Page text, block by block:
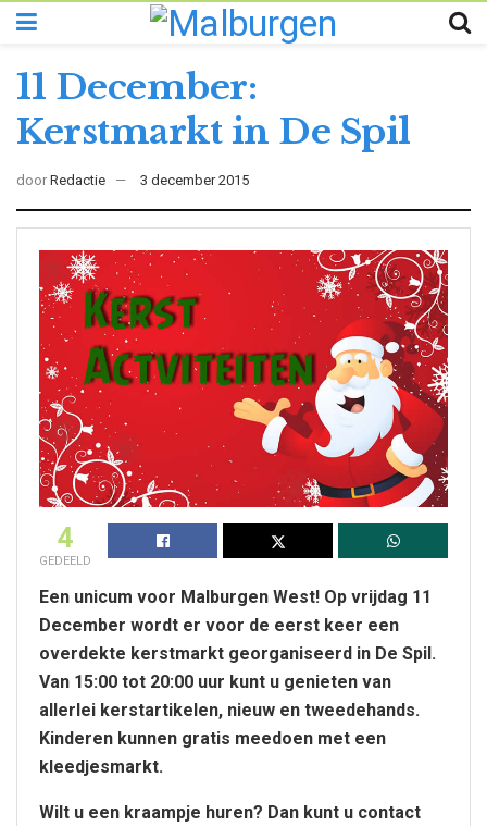
11 December:
Kerstmarkt in De Spil
door Redactie 3 december 2015
4
GEDEELD
Een unicum voor Malburgen West! Op vrijdag 11
December wordt er voor de eerst keer een
overdekte kerstmarkt georganiseerd in De Spil.
Van 15:00 tot 20:00 uur kunt u genieten van
allerlei kerstartikelen, nieuw en tweedehands.
Kinderen kunnen gratis meedoen met een
kleedjesmarkt.
Wilt u een kraampje huren? Dan kunt u contact